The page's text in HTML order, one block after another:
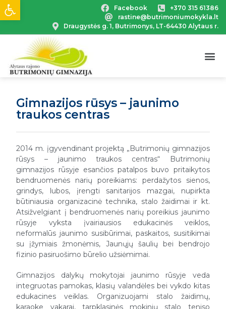
Facebook
+370 315 61386
rastine@butrimoniumokykla.lt
Draugystės g. 1, Butrimonys, LT-64430 Alytaus r.
Gimnazijos rūsys – jaunimo
traukos centras
2014 m. įgyvendinant projektą „Butrimonių gimnazijos
rūsys – jaunimo traukos centras“ Butrimonių
gimnazijos rūsyje esančios patalpos buvo pritaikytos
bendruomenės narių poreikiams: perdažytos sienos,
grindys, lubos, įrengti sanitarijos mazgai, nupirkta
būtiniausia organizacinė technika, stalo žaidimai ir kt.
Atsižvelgiant į bendruomenės narių poreikius jaunimo
rūsyje vyksta įvairiausios edukacinės veiklos,
neformalūs jaunimo susibūrimai, paskaitos, susitikimai
su įžymiais žmonėmis, Jaunųjų šaulių bei bendrojo
fizinio pasiruošimo būrelio užsiėmimai.
Gimnazijos dalykų mokytojai jaunimo rūsyje veda
integruotas pamokas, klasių valandėles bei vykdo kitas
edukacines veiklas. Organizuojami stalo žaidimų,
karaoke vakarai, tarpklasinės mokinių stalo teniso